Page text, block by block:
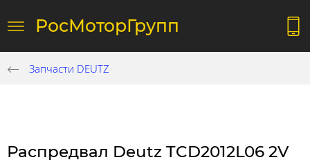
РосМоторГрупп
Запчасти DEUTZ
Распредвал Deutz TCD2012L06 2V